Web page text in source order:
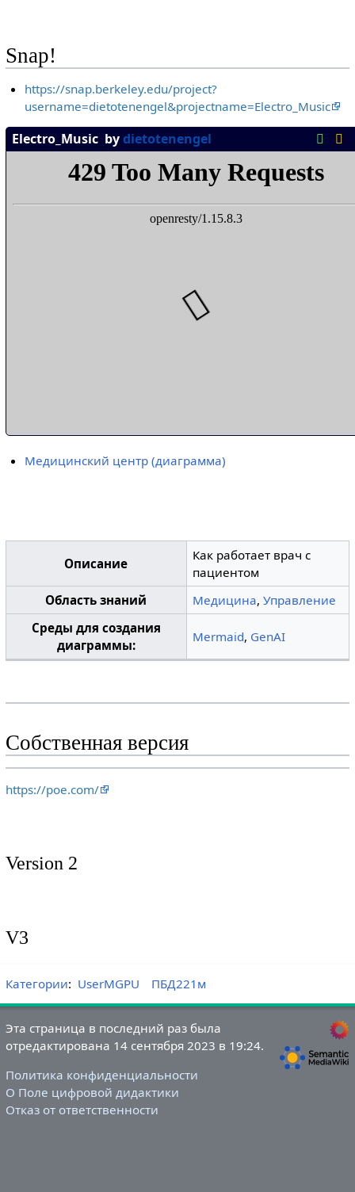
Snap!
https://snap.berkeley.edu/project?
username=dietotenengel&projectname=Electro_Music
Медицинский центр (диаграмма)
Описание
Как работает врач с
пациентом
Область знаний
Медицина,Управление
Среды для создания
диаграммы:
Mermaid, GenAI
Собственная версия
https://poe.com/
Version 2
V3
Категории: UserMGPU ПБД221м
Эта страница в последний раз была
отредактирована 14 сентября 2023 в 19:24.
Политика конфиденциальности
О Поле цифровой дидактики
Отказ от ответственности